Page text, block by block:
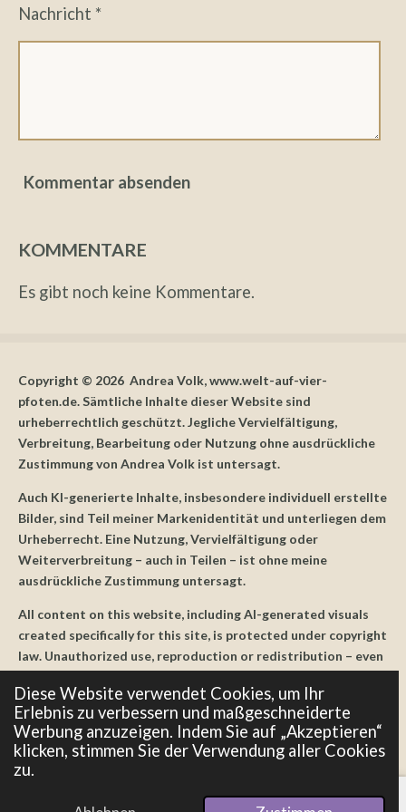
Diese Website verwendet Cookies, um Ihr
Erlebnis zu verbessern und maßgeschneiderte
Werbung anzuzeigen. Indem Sie auf „Akzeptieren“
klicken, stimmen Sie der Verwendung aller Cookies
zu.
Nachricht *
Kommentar absenden
KOMMENTARE
Es gibt noch keine Kommentare.
Copyright © 2026 Andrea Volk, www.welt-auf-vier-
pfoten.de. Sämtliche Inhalte dieser Website sind
urheberrechtlich geschützt. Jegliche Vervielfältigung,
Verbreitung, Bearbeitung oder Nutzung ohne ausdrückliche
Zustimmung von Andrea Volk ist untersagt.
Auch KI-generierte Inhalte, insbesondere individuell erstellte
Bilder, sind Teil meiner Markenidentität und unterliegen dem
Urheberrecht. Eine Nutzung, Vervielfältigung oder
Weiterverbreitung – auch in Teilen – ist ohne meine
ausdrückliche Zustimmung untersagt.
All content on this website, including AI-generated visuals
created specifically for this site, is protected under copyright
law. Unauthorized use, reproduction or redistribution – even
permission.
© 2024 - 2026 Welt-auf-vier-Pfoten
Mit Unterstützung vonWebador